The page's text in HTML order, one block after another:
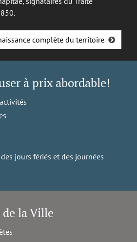
complète du territoire
à prix abordable!
jours fériés et des journées
la Ville